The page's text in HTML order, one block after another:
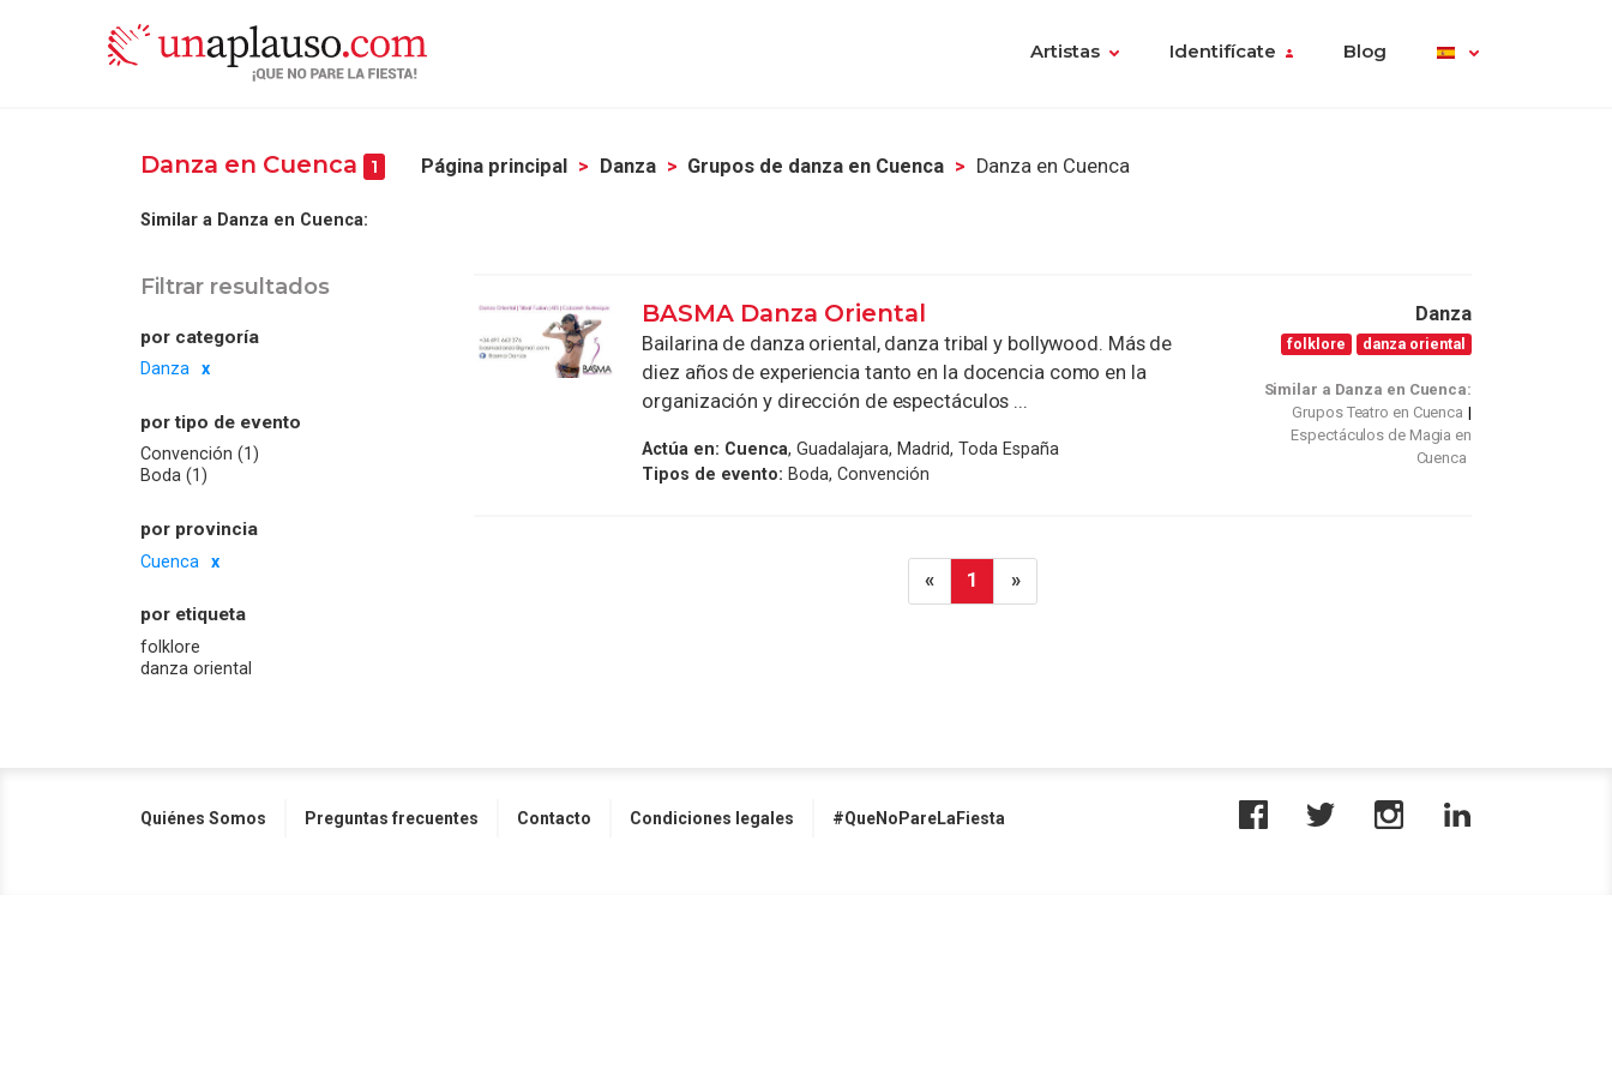
Artistas Identifícate Blog
Danza en Cuenca 1 Página principal Danza Grupos de danza en Cuenca Danza en Cuenca
Similar a Danza en Cuenca:
Filtrar resultados
por categoría
Danza
por tipo de evento
Convención (1)
Boda (1)
por provincia
Cuenca
por etiqueta
folklore
danza oriental
BASMA Danza Oriental
Bailarina de danza oriental, danza tribal y bollywood. Más de
diez años de experiencia tanto en la docencia como en la
organización y dirección de espectáculos ...
Actúa en: Cuenca, Guadalajara, Madrid, Toda España
Tipos de evento: Boda, Convención
Danza
folklore danza oriental
Similar a Danza en Cuenca:
Grupos Teatro en Cuenca
Espectáculos de Magia en
Cuenca
« 1 »
Quiénes Somos Preguntas frecuentes Contacto Condiciones legales #QueNoPareLaFiesta